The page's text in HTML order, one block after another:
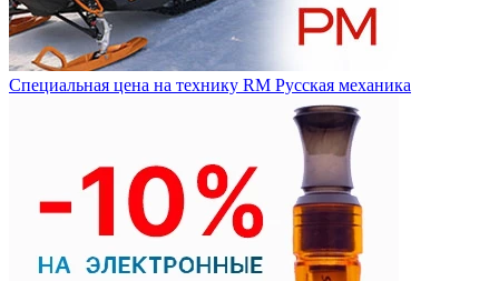
Специальная цена на технику RM Русская механика